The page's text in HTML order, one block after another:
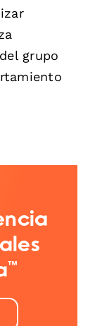
grupo